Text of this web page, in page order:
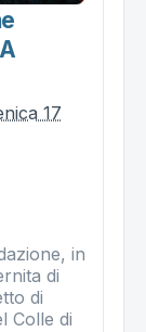
17
in
di
di
Colle di